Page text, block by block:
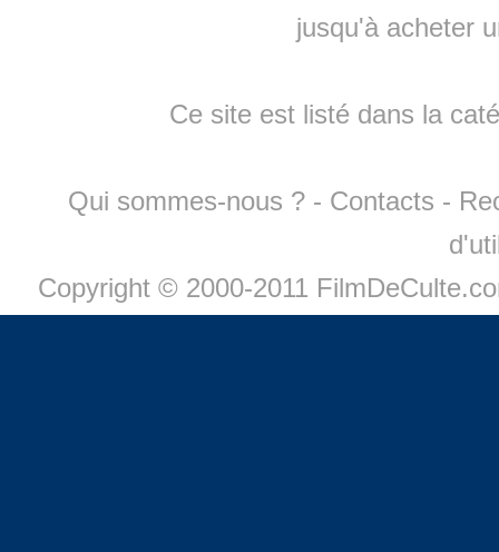
jusqu'à acheter
Ce site est listé dans la
Qui sommes-nous ? - Contacts -
Copyright © 2000-2011